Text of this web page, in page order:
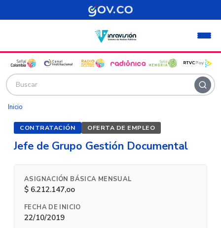
Pasar al contenido principal
Inicio
CONTRATACIÓN OFERTA DE EMPLEO
Jefe de Grupo Gestión Documental
ASIGNACIÓN BÁSICA MENSUAL
$ 6.212.147,oo
FECHA DE INICIO
22/10/2019